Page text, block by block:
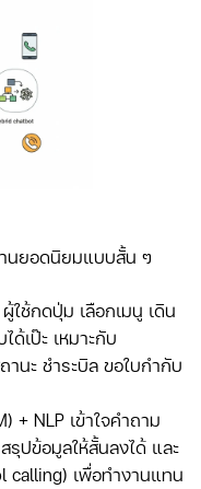
านยอดนิยมแบบสั้น ๆ
ใช้กดปุ่ม เลือกเมนู เดิน
เป๊ะ เหมาะกับ
นะ ชำระบิล ขอใบกำกับ
+ NLP เข้าใจคำถาม
รุปข้อมูลให้สั้นลงได้ และ
calling) เพื่อทำงานแทน